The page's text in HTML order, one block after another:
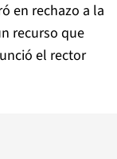
en rechazo a la
recurso que
el rector